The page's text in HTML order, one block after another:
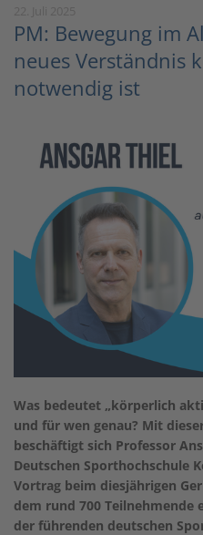
PM: Bewegung im
neues Verständnis
notwendig ist
Was bedeutet „körperlich
und für wen genau? Mit
beschäftigt sich Professor
Deutschen Sporthochschule
Vortrag beim diesjährigen
dem rund 700 Teilnehmende
der führenden deutschen